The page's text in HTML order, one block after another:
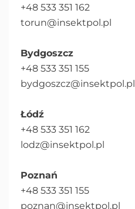
+48 533 351 162
torun@insektpol.pl
Bydgoszcz
+48 533 351 155
bydgoszcz@insektpol.pl
Łódź
+48 533 351 162
lodz@insektpol.pl
Poznań
+48 533 351 155
poznan@insektpol.pl